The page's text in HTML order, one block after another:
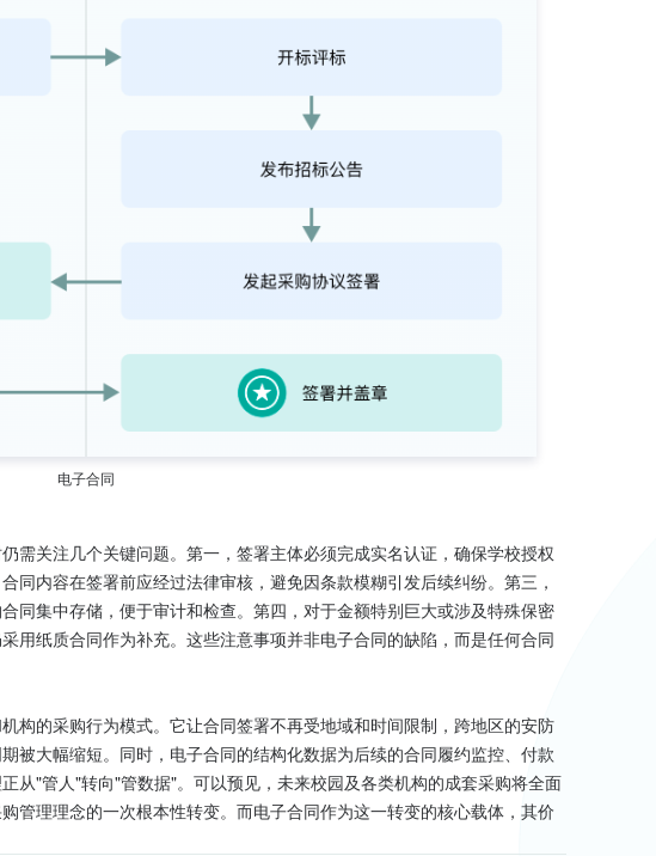
电子合同
需关注几个关键问题。第一，签署主体必须完成实名认证，确保学校授权
同内容在签署前应经过法律审核，避免因条款模糊引发后续纠纷。第三，
同集中存储，便于审计和检查。第四，对于金额特别巨大或涉及特殊保密
用纸质合同作为补充。这些注意事项并非电子合同的缺陷，而是任何合同
构的采购行为模式。它让合同签署不再受地域和时间限制，跨地区的安防
被大幅缩短。同时，电子合同的结构化数据为后续的合同履约监控、付款
从"管人"转向"管数据"。可以预见，未来校园及各类机构的成套采购将全面
管理理念的一次根本性转变。而电子合同作为这一转变的核心载体，其价